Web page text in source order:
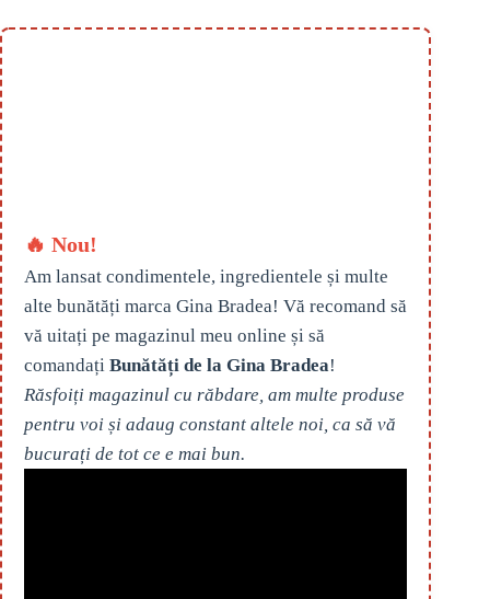
🔥 Nou!
Am lansat condimentele, ingredientele și multe
alte bunătăți marca Gina Bradea! Vă recomand să
vă uitați pe magazinul meu online și să
comandați Bunătăți de la Gina Bradea!
Răsfoiți magazinul cu răbdare, am multe produse
pentru voi și adaug constant altele noi, ca să vă
bucurați de tot ce e mai bun.